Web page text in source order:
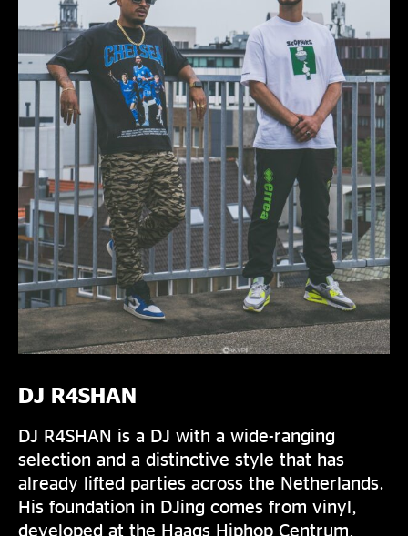
DJ R4SHAN
DJ R4SHAN is a DJ with a wide-ranging
selection and a distinctive style that has
already lifted parties across the Netherlands.
His foundation in DJing comes from vinyl,
developed at the Haags Hiphop Centrum,